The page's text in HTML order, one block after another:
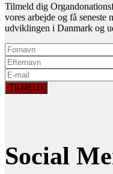
Tilmeld dig
vores arbejde og få
udviklingen i Danmark og
Social